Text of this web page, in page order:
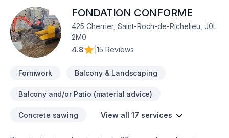
CONSTRUCTION ,FOSSÉ,DÉMOLITION PISCINE CREUSER ET
MAISON,.TERRASSEMENT ,PAVÉ UNI,
FONDATION CONFORME
425 Cherrier, Saint-Roch-de-Richelieu, J0L
2M0
4.8
15 Reviews
Formwork Balcony & Landscaping
Balcony and/or Patio (material advice)
Concrete sawing View all 17 services